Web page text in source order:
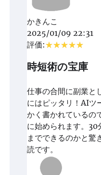
かきんこ
2025/01/09 22:31
評価:
時短術の宝庫
仕事の合間に副業と
にはピッタリ！AIツ
かく書かれているの
に始められます。30
までできるのかと驚
読です。